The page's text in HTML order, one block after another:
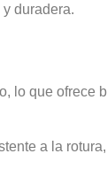
duradera.
lo que ofrece
a la